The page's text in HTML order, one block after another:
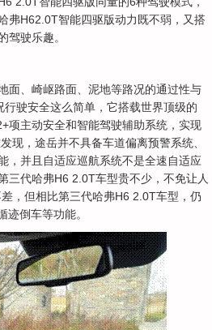
弗H62.0T智能四驱版动力既不弱，又搭
驾驶乐趣。
面、崎岖路面、泥地等路况的通过性与
驶安全这么简单，它搭载世界顶级的
项主动安全和智能驾驶辅助系统，实现
现，途岳并不具备车道偏离预警系统、
，并且自适应巡航系统不是全速自适应
三代哈弗H6 2.0T车型贵不少，不免让人
，但相比第三代哈弗H6 2.0T车型，仍
倒车等功能。